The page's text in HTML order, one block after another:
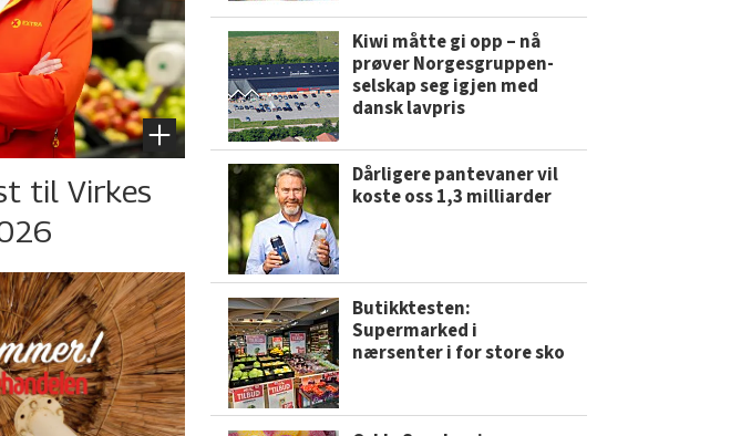
til Virkes
Kiwi måtte gi opp – nå
prøver Norgesgruppen-
selskap seg igjen med
dansk lavpris
Dårligere pantevaner vil
koste oss 1,3 milliarder
Butikktesten:
Supermarked i
nærsenter i for store sko